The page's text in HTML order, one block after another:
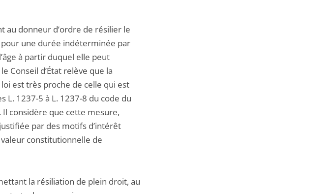
au donneur d’ordre de résilier le
une durée indéterminée par
à partir duquel elle peut
Conseil d’État relève que la
est très proche de celle qui est
L. 1237-5 à L. 1237-8 du code du
considère que cette mesure,
par des motifs d’intérêt
constitutionnelle de
la résiliation de plein droit, au